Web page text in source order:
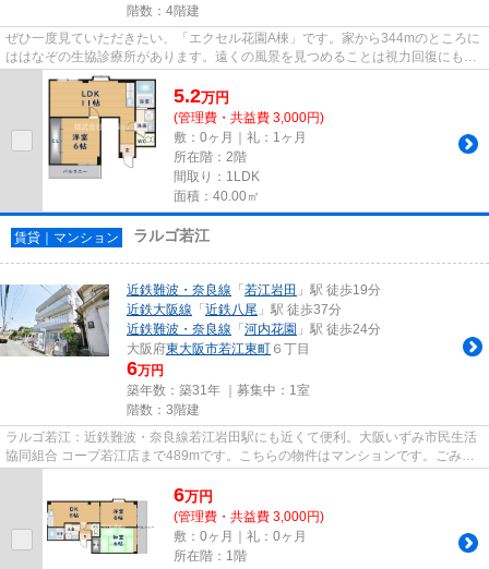
階数：4階建
ぜひ一度見ていただきたい、「エクセル花園A棟」です。家から344mのところに
ははなぞの生協診療所があります。遠くの風景を見つめることは視力回復にも繋
がりますので健康的になれます...
5.2万円
(管理費・共益費 3,000円)
敷：0ヶ月｜礼：1ヶ月
所在階：2階
間取り：1LDK
面積：40.00㎡
賃貸｜マンション ラルゴ若江
近鉄難波・奈良線 「若江岩田 」駅 徒歩19分
近鉄大阪線 「近鉄八尾 」駅 徒歩37分
近鉄難波・奈良線 「河内花園 」駅 徒歩24分
大阪府東大阪市若江東町 ６丁目
6万円
築年数：築31年 ｜募集中： 1室
階数：3階建
ラルゴ若江：近鉄難波・奈良線若江岩田駅にも近くて便利。大阪いずみ市民生活
協同組合 コープ若江店まで489mです。こちらの物件はマンションです。ごみ置
き場も近くにあり、使い勝手も...
6万円
(管理費・共益費 3,000円)
敷：0ヶ月｜礼：0ヶ月
所在階：1階